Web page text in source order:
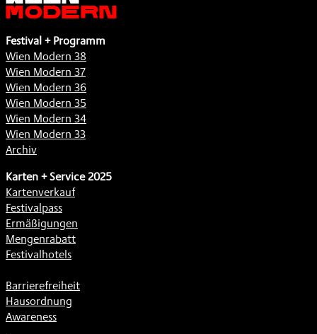
Festival + Programm
Wien Modern 38
Wien Modern 37
Wien Modern 36
Wien Modern 35
Wien Modern 34
Wien Modern 33
Archiv
Karten + Service 2025
Kartenverkauf
Festivalpass
Ermäßigungen
Mengenrabatt
Festivalhotels
Barrierefreiheit
Hausordnung
Awareness